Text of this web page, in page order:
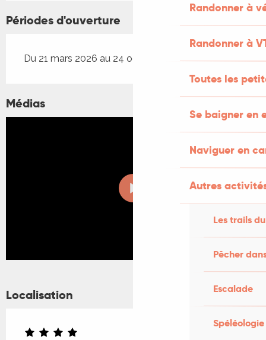
Randonner à
Randonner à
Toutes les
Se baigner en
Naviguer en
Autres
Les trails
Pêcher
Escalade
Spéléologie
Périodes d'ouverture
Du 21 mars 2026 au 24 octobre 2026
Médias
Localisation